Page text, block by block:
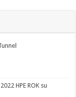
HPE ROK su